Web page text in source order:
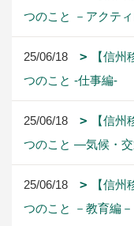
つのこと －アクテ
25/06/18
【信
つのこと -仕事編-
25/06/18
【信
つのこと ―気候・
25/06/18
【信
つのこと －教育編－